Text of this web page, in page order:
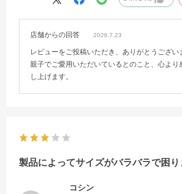
店舗からの回答 2026.7.23
レビューをご投稿いただき、ありがとうござい
親子でご愛用いただいているとのこと、心より
し上げます。
製品によってサイズがバラバラで困り
コシン